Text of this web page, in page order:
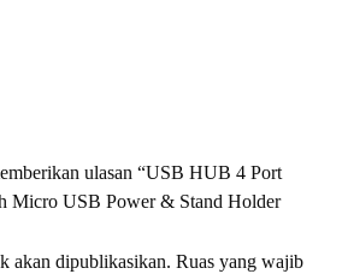
ulasan “USB HUB 4 Port
USB Power & Stand Holder
akan dipublikasikan. Ruas yang wajib